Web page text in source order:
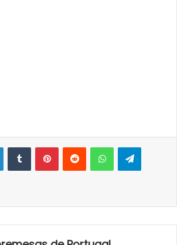
LinkedInTumblrPinterestReddit WhatsApp